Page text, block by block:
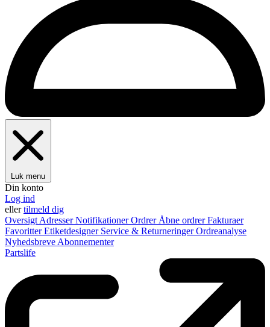
Luk menu
Din konto
Log ind
ellertilmeld dig
Oversigt AdresserNotifikationerOrdrer Åbne ordrerFakturaer
FavoritterEtiketdesigner Service & ReturneringerOrdreanalyse
Nyhedsbreve Abonnementer
Partslife